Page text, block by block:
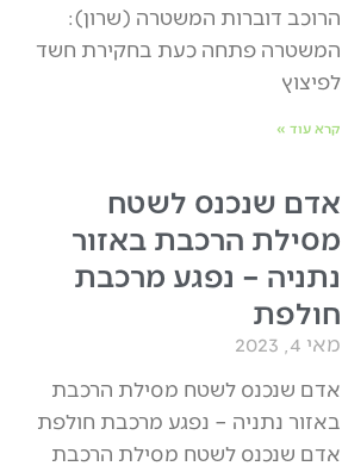
הרוכב דוברות המשטרה (שרון):
המשטרה פתחה כעת בחקירת חשד
לפיצוץ
קרא עוד »
אדם שנכנס לשטח
מסילת הרכבת באזור
נתניה – נפגע מרכבת
חולפת
מאי 4, 2023
אדם שנכנס לשטח מסילת הרכבת
באזור נתניה – נפגע מרכבת חולפת
אדם שנכנס לשטח מסילת הרכבת